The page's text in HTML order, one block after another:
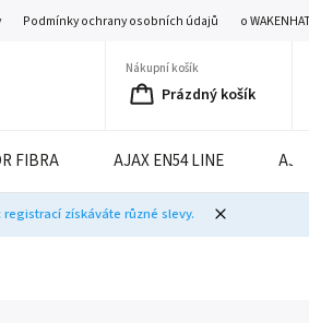
Podmínky ochrany osobních údajů o
Nákupní košík
Prázdný košík
FIBRA AJAX EN54 LINE
získáváte různé slevy.